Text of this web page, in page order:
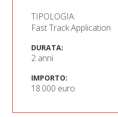
TIPOLOGIA:
Fast Track Application
DURATA:
2 anni
IMPORTO:
18.000 euro